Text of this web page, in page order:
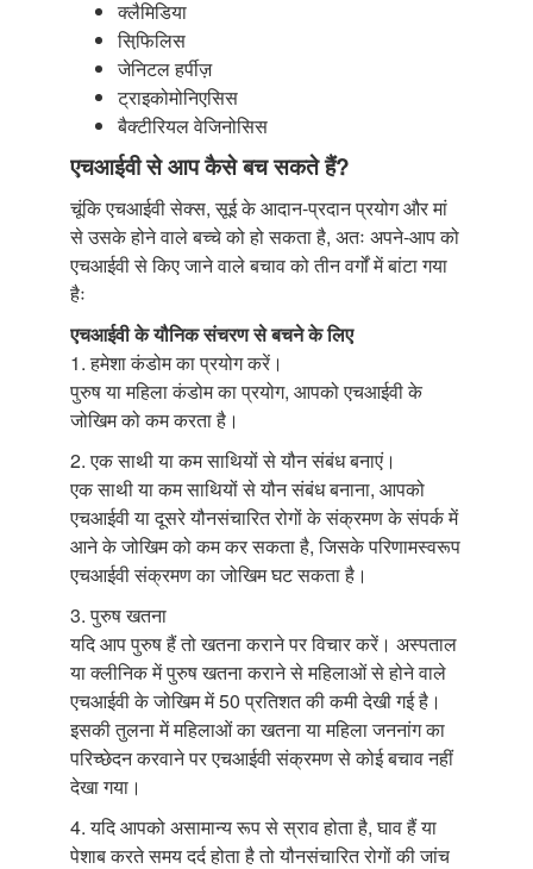
क्लैमिडिया
सिफि़लिस
जेनिटल हर्पीज़
ट्राइकोमोनिएसिस
बैक्टीरियल वेजिनोसिस
एचआईवी से आप कैसे बच सकते हैं?
चूंकि एचआईवी सेक्स, सूई के आदान-प्रदान प्रयोग और मां
से उसके होने वाले बच्चे को हो सकता है, अतः अपने-आप को
एचआईवी से किए जाने वाले बचाव को तीन वर्गों में बांटा गया
हैः
एचआईवी के यौनिक संचरण से बचने के लिए
1. हमेशा कंडोम का प्रयोग करें।
पुरुष या महिला कंडोम का प्रयोग, आपको एचआईवी के
जोखिम को कम करता है।
2. एक साथी या कम साथियों से यौन संबंध बनाएं।
एक साथी या कम साथियों से यौन संबंध बनाना, आपको
एचआईवी या दूसरे यौनसंचारित रोगों के संक्रमण के संपर्क में
आने के जोखिम को कम कर सकता है, जिसके परिणामस्वरूप
एचआईवी संक्रमण का जोखिम घट सकता है।
3. पुरुष खतना
यदि आप पुरुष हैं तो खतना कराने पर विचार करें। अस्पताल
या क्लीनिक में पुरुष खतना कराने से महिलाओं से होने वाले
एचआईवी के जोखिम में 50 प्रतिशत की कमी देखी गई है।
इसकी तुलना में महिलाओं का खतना या महिला जननांग का
परिच्छेदन करवाने पर एचआईवी संक्रमण से कोई बचाव नहीं
देखा गया।
4. यदि आपको असामान्य रूप से स्राव होता है, घाव हैं या
पेशाब करते समय दर्द होता है तो यौनसंचारित रोगों की जांच